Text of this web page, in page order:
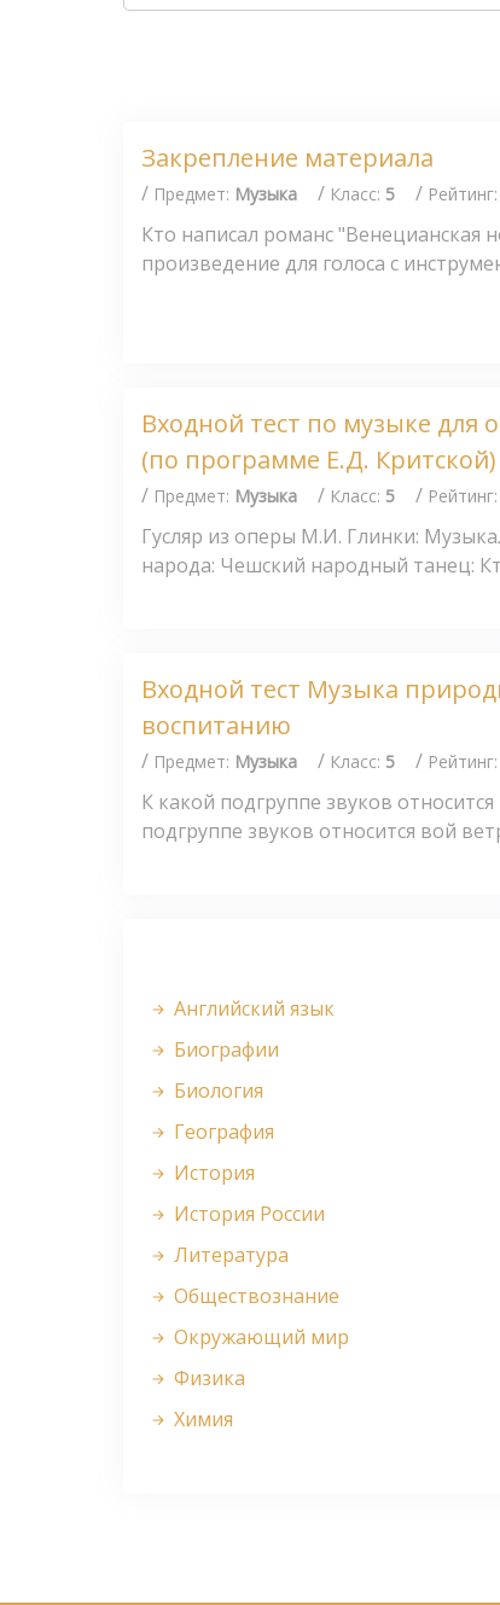
Закрепление материала
/ Предмет: Музыка / Класс: 5 / Рейтинг:
Кто написал романс "Венецианская
произведение для голоса с
Входной тест по музыке для
(по программе Е.Д. Критской)
/ Предмет: Музыка / Класс: 5 / Рейтинг:
Гусляр из оперы М.И. Глинки:
народа: Чешский народный танец:
Входной тест Музыка
воспитанию
/ Предмет: Музыка / Класс: 5 / Рейтинг:
К какой подгруппе звуков
подгруппе звуков относится вой
Английский язык
Биографии
Биология
География
История
История России
Литература
Обществознание
Окружающий мир
Физика
Химия